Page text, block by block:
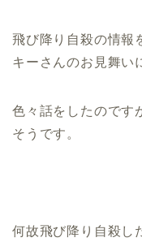
飛び降り自殺の情報
キーさんのお見舞い
色々話をしたのです
そうです。
何故飛び降り自殺し